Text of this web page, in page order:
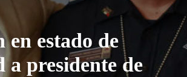
en estado de
a presidente de